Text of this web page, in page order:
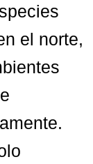
el norte,